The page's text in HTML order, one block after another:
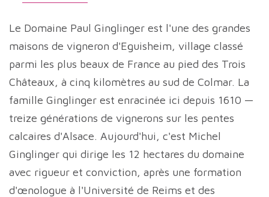
Le Domaine Paul Ginglinger est l'une des grandes
maisons de vigneron d'Eguisheim, village classé
parmi les plus beaux de France au pied des Trois
Châteaux, à cinq kilomètres au sud de Colmar. La
famille Ginglinger est enracinée ici depuis 1610 —
treize générations de vignerons sur les pentes
calcaires d'Alsace. Aujourd'hui, c'est Michel
Ginglinger qui dirige les 12 hectares du domaine
avec rigueur et conviction, après une formation
d'œnologue à l'Université de Reims et des